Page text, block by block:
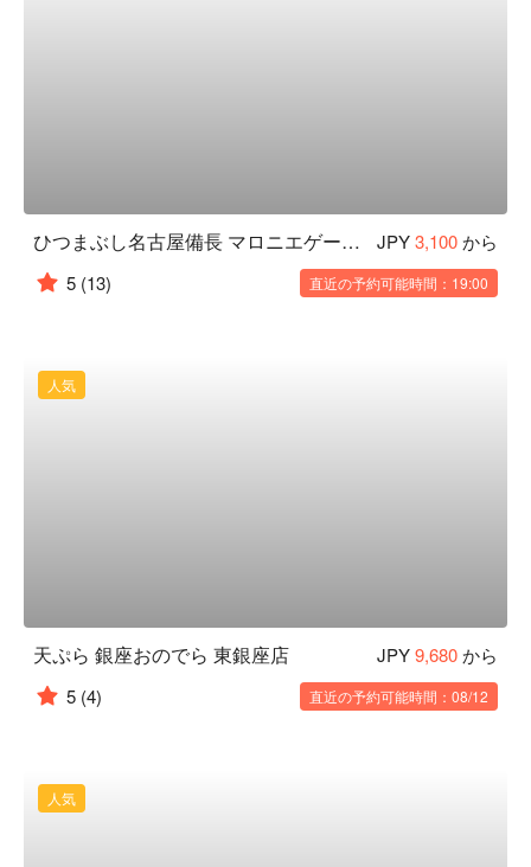
ひつまぶし名古屋備長 マロニエゲート銀座1店 JPY3,100から
5 (13) 直近の予約可能時間：19:00
人気
天ぷら 銀座おのでら 東銀座店 JPY9,680から
5 (4) 直近の予約可能時間：08/12
人気